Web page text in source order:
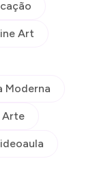
Art
Moderna
Arte